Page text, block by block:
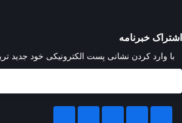
اشتراک خبرنامه
با وارد کردن نشانی پست الکترونیکی خود جدید